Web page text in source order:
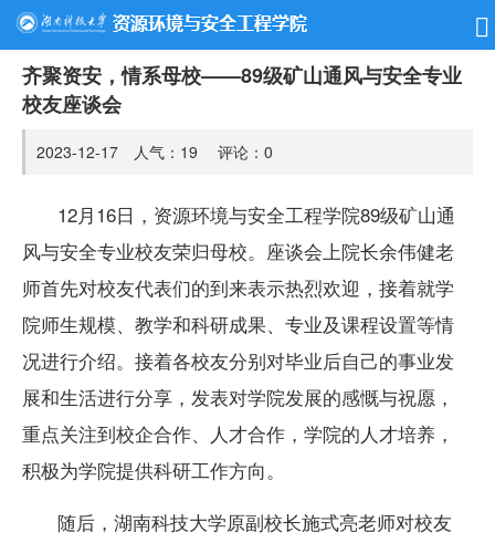
齐聚资安，情系母校——89级矿山通风与安全专业
校友座谈会
2023-12-17 人气： 19 评论： 0
12月16日，资源环境与安全工程学院89级矿山通
风与安全专业校友荣归母校。座谈会上院长余伟健老
师首先对校友代表们的到来表示热烈欢迎，接着就学
院师生规模、教学和科研成果、专业及课程设置等情
况进行介绍。接着各校友分别对毕业后自己的事业发
展和生活进行分享，发表对学院发展的感慨与祝愿，
重点关注到校企合作、人才合作，学院的人才培养，
积极为学院提供科研工作方向。
随后，湖南科技大学原副校长施式亮老师对校友